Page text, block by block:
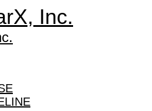
Inc.